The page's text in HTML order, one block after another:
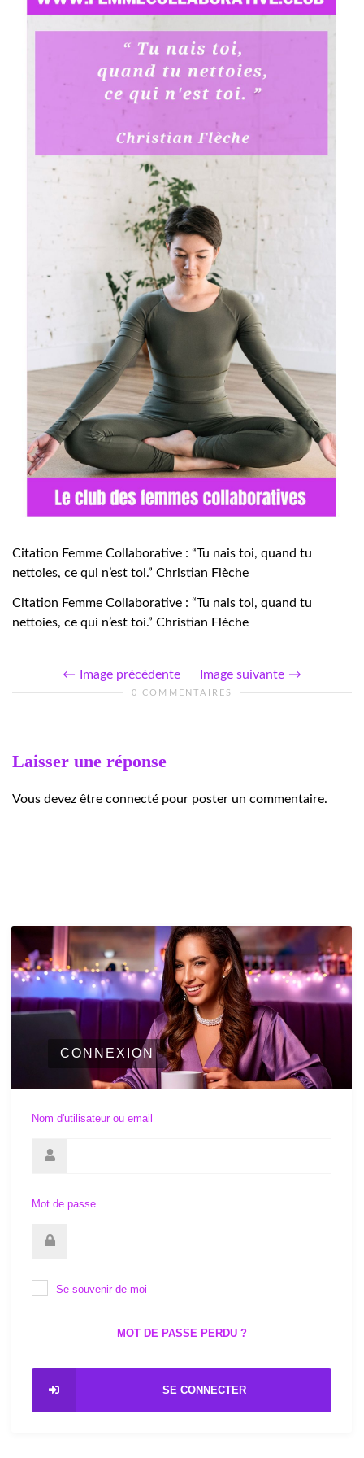
Citation Femme Collaborative : “Tu nais toi, quand tu
nettoies, ce qui n’est toi.” Christian Flèche
Citation Femme Collaborative : “Tu nais toi, quand tu
nettoies, ce qui n’est toi.” Christian Flèche
Image précédente Image suivante
0 COMMENTAIRES
Laisser une réponse
Vous devez être connecté pour poster un commentaire.
CONNEXION
Nom d'utilisateur ou email
Mot de passe
Se souvenir de moi
MOT DE PASSE PERDU ?
SE CONNECTER